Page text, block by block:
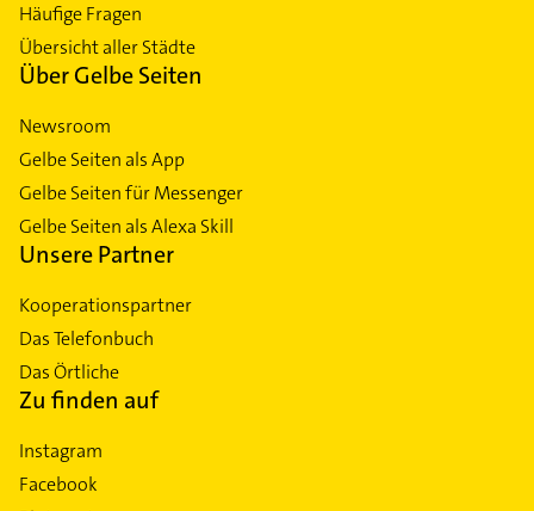
Häufige Fragen
Übersicht aller Städte
Über Gelbe Seiten
Newsroom
Gelbe Seiten als App
Gelbe Seiten für Messenger
Gelbe Seiten als Alexa Skill
Unsere Partner
Kooperationspartner
Das Telefonbuch
Das Örtliche
Zu finden auf
Instagram
Facebook